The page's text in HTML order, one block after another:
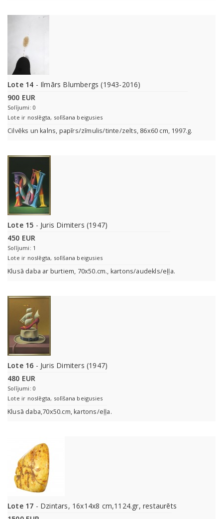
Lote 14 - Ilmārs Blumbergs (1943-2016)
900 EUR
Solījumi: 0
Lote ir noslēgta, solīšana beigusies
Cilvēks un kalns, papīrs/zīmulis/tinte/zelts, 86x60 cm, 1997.g.
Lote 15 - Juris Dimiters (1947)
450 EUR
Solījumi: 1
Lote ir noslēgta, solīšana beigusies
Klusā daba ar burtiem, 70x50.cm., kartons/audekls/eļļa.
Lote 16 - Juris Dimiters (1947)
480 EUR
Solījumi: 0
Lote ir noslēgta, solīšana beigusies
Klusā daba,70x50.cm, kartons/eļļa.
Lote 17 - Dzintars, 16x14x8 cm,1124.gr, restaurēts